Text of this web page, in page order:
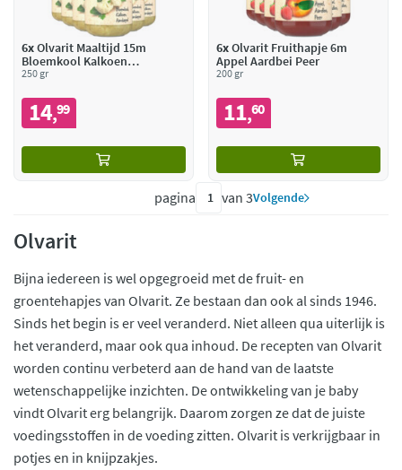
6xOlvarit Maaltijd 15m
Bloemkool Kalkoen
Aardappel
250 gr
14,99
6xOlvarit Fruithapje 6m
Appel Aardbei Peer
200 gr
11,60
pagina van 3Volgende
Olvarit
Bijna iedereen is wel opgegroeid met de fruit- en
groentehapjes van Olvarit. Ze bestaan dan ook al sinds 1946.
Sinds het begin is er veel veranderd. Niet alleen qua uiterlijk is
het veranderd, maar ook qua inhoud. De recepten van Olvarit
worden continu verbeterd aan de hand van de laatste
wetenschappelijke inzichten. De ontwikkeling van je baby
vindt Olvarit erg belangrijk. Daarom zorgen ze dat de juiste
voedingsstoffen in de voeding zitten. Olvarit is verkrijgbaar in
potjes en in knijpzakjes.